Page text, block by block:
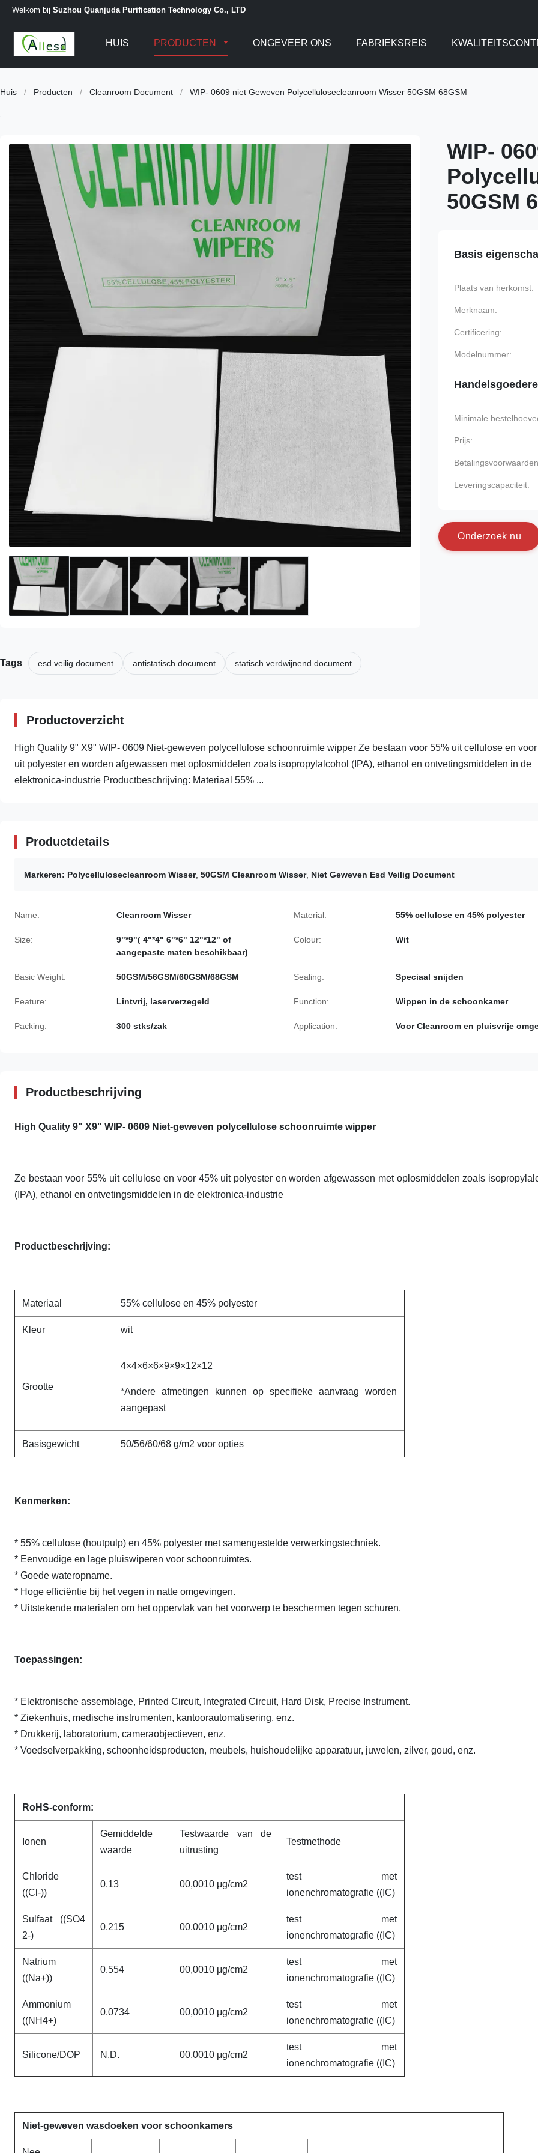
Welkom bij Suzhou Quanjuda Purification Technology Co., LTD
HUIS PRODUCTEN ONGEVEER ONS FABRIEKSREIS
Huis / Producten / Cleanroom Document / WIP- 0609 niet Geweven Polycellulosecleanroom Wisser 50GSM 68GSM
WIP-
50GSM
Basis
Plaats van herkomst:
Merknaam:
Certificering:
Modelnummer:
Minimale
Prijs:
Leveringscapaciteit:
Onderzoek nu
Tags esd veilig document antistatisch document statisch verdwijnend document
Productoverzicht
High Quality 9" X9" WIP- 0609 Niet-geweven polycellulose schoonruimte wipper Ze bestaan voor 55% uit cellulose en
uit polyester en worden afgewassen met oplosmiddelen zoals isopropylalcohol (IPA), ethanol en ontvetingsmiddelen in de
elektronica-industrie Productbeschrijving: Materiaal 55% ...
Productdetails
Markeren: Polycellulosecleanroom Wisser, 50GSM Cleanroom Wisser, Niet Geweven Esd Veilig Document
Name: Cleanroom Wisser Material: 55% cellulose en 45% polyester
Size:
9"*9"( 4"*4" 6"*6" 12"*12" of
aangepaste maten beschikbaar)
Colour: Wit
Basic Weight: 50GSM/56GSM/60GSM/68GSM Sealing: Speciaal snijden
Feature: Lintvrij, laserverzegeld Function: Wippen in de schoonkamer
Packing: 300 stks/zak Application: Voor Cleanroom en pluisvrije
Productbeschrijving
High Quality 9" X9" WIP- 0609 Niet-geweven polycellulose schoonruimte wipper
Ze bestaan voor 55% uit cellulose en voor 45% uit polyester en worden afgewassen met oplosmiddelen zoals
(IPA), ethanol en ontvetingsmiddelen in de elektronica-industrie
Productbeschrijving:
Materiaal 55% cellulose en 45% polyester
Kleur wit
Grootte
4×4×6×6×9×9×12×12
*Andere afmetingen kunnen op specifieke aanvraag worden
aangepast
Basisgewicht 50/56/60/68 g/m2 voor opties
Kenmerken:
* 55% cellulose (houtpulp) en 45% polyester met samengestelde verwerkingstechniek.
* Eenvoudige en lage pluiswiperen voor schoonruimtes.
* Goede wateropname.
* Hoge efficiëntie bij het vegen in natte omgevingen.
* Uitstekende materialen om het oppervlak van het voorwerp te beschermen tegen schuren.
Toepassingen:
* Elektronische assemblage, Printed Circuit, Integrated Circuit, Hard Disk, Precise Instrument.
* Ziekenhuis, medische instrumenten, kantoorautomatisering, enz.
* Drukkerij, laboratorium, cameraobjectieven, enz.
* Voedselverpakking, schoonheidsproducten, meubels, huishoudelijke apparatuur, juwelen, zilver, goud, enz.
RoHS-conform:
Ionen
Gemiddelde
waarde
Testwaarde van de
uitrusting
Testmethode
Chloride
((Cl-))
0.13 00,0010 μg/cm2
test met
ionenchromatografie ((IC)
Sulfaat ((SO4
2-)
0.215 00,0010 μg/cm2
test met
ionenchromatografie ((IC)
Natrium
((Na+))
0.554 00,0010 μg/cm2
test met
ionenchromatografie ((IC)
Ammonium
((NH4+)
0.0734 00,0010 μg/cm2
test met
ionenchromatografie ((IC)
Silicone/DOP N.D. 00,0010 μg/cm2
test met
ionenchromatografie ((IC)
Niet-geweven wasdoeken voor schoonkamers